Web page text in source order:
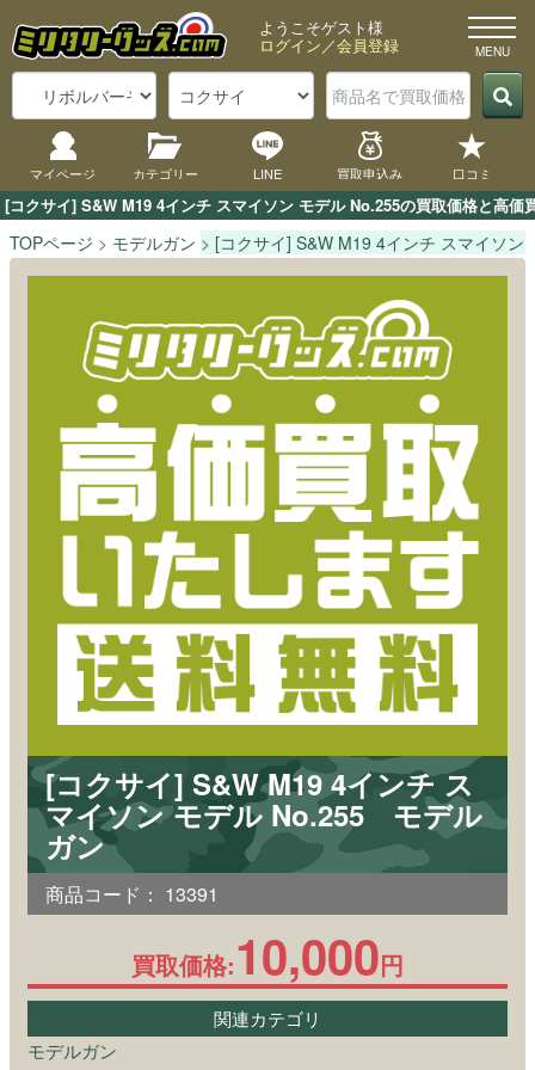
[コクサイ] S&W M19 4インチ スマイソン モデル No.255の買取価格と高
ようこそゲスト様
ログイン／会員登録
マイページ カテゴリー LINE 買取申込み 口コミ
TOPページ モデルガン [コクサイ] S&W M19 4インチ スマイソン
[コクサイ] S&W M19 4インチ ス
マイソン モデル No.255 モデル
ガン
商品コード： 13391
買取価格:10,000円
関連カテゴリ
モデルガン